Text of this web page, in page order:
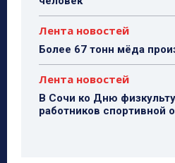
Лента новостей
Более 67 тонн мёда
Лента новостей
В Сочи ко Дню
работников спортивной